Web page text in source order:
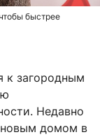
быстрее
к загородным
Недавно
новым домом в